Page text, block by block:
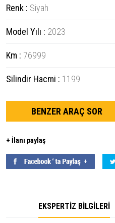
Renk : Siyah
Model Yılı : 2023
Km : 76999
Silindir Hacmi : 1199
BENZER ARAÇ SOR
+ İlanı paylaş
EKSPERTİZ BİLGİLERİ